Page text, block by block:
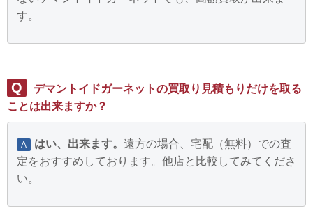
す。
Q
デマントイドガーネットの買取り見積もりだけを取る
ことは出来ますか？
A はい、出来ます。 遠方の場合、宅配（無料）での査
定をおすすめしております。他店と比較してみてくださ
い。